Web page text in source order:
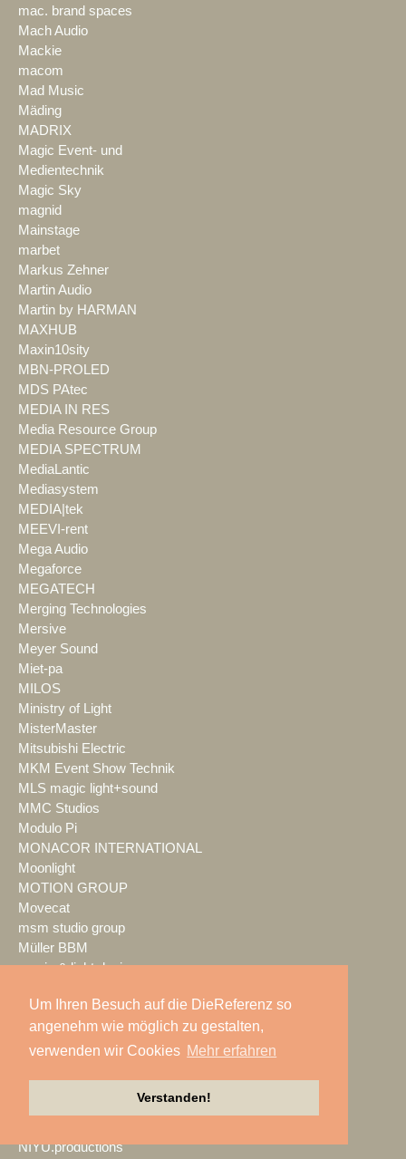
Um Ihren Besuch auf die DieReferenz so
angenehm wie möglich zu gestalten,
verwenden wir Cookies Mehr erfahren
Verstanden!
mac. brand spaces
Mach Audio
Mackie
macom
Mad Music
Mäding
MADRIX
Magic Event- und
Medientechnik
Magic Sky
magnid
Mainstage
marbet
Markus Zehner
Martin Audio
Martin by HARMAN
MAXHUB
Maxin10sity
MBN-PROLED
MDS PAtec
MEDIA IN RES
Media Resource Group
MEDIA SPECTRUM
MediaLantic
Mediasystem
MEDIA|tek
MEEVI-rent
Mega Audio
Megaforce
MEGATECH
Merging Technologies
Mersive
Meyer Sound
Miet-pa
MILOS
Ministry of Light
MisterMaster
Mitsubishi Electric
MKM Event Show Technik
MLS magic light+sound
MMC Studios
Modulo Pi
MONACOR INTERNATIONAL
Moonlight
MOTION GROUP
Movecat
msm studio group
Müller BBM
music & light design
NEC Display Solutions
NEEC Audio
Neumann&Müller
NIYU.productions